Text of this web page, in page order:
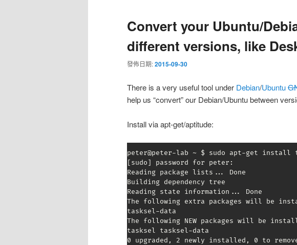
Convert your Ubuntu/
different versions, like
發佈日期:2015-09-30
There is a very useful tool under Debian/Ubuntu
help us “convert” our Debian/Ubuntu between
Install via apt-get/aptitude:
peter@peter-lab ~ $ sudo apt-get install
[sudo] password for peter:
Reading package lists... Done
Building dependency tree
Reading state information... Done
The following extra packages will be
tasksel-data
The following NEW packages will be
tasksel tasksel-data
0 upgraded, 2 newly installed, 0 to